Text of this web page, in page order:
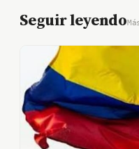
Seguir leyendo